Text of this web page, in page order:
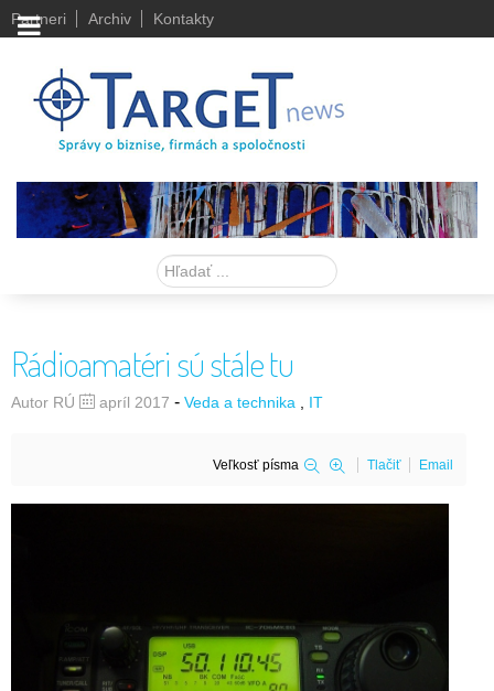
Partneri Archiv Kontakty
Hľadať
Rádioamatéri sú stále tu
Autor RÚ apríl 2017 - Veda a technika IT
Veľkosť písma Tlačiť Email